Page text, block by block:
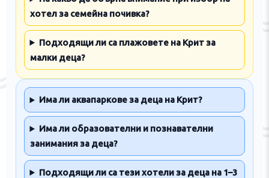
хотел за семейна почивка?
Подходящи ли са плажовете на Крит за
малки деца?
Има ли аквапаркове за деца на Крит?
Има ли образователни и познавателни
занимания за деца?
Подходящи ли са тези хотели за деца на 1–3